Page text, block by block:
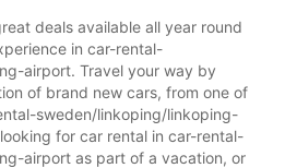
deals available all year round
in car-rental-
airport. Travel your way by
of brand new cars, from one of
sweden/linkoping/linkoping-
for car rental in car-rental-
airport as part of a vacation, or